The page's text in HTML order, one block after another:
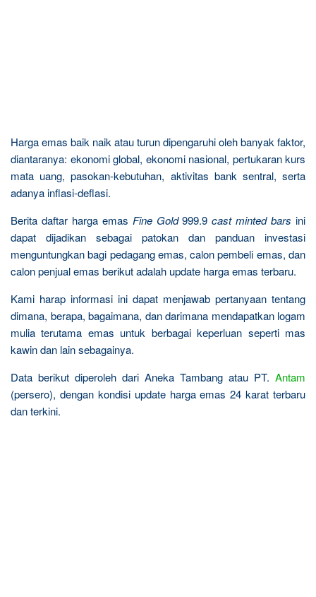
Harga emas baik naik atau turun dipengaruhi oleh banyak faktor,
diantaranya: ekonomi global, ekonomi nasional, pertukaran kurs
mata uang, pasokan-kebutuhan, aktivitas bank sentral, serta
adanya inflasi-deflasi.
Berita daftar harga emas Fine Gold999.9cast minted barsini
dapat dijadikan sebagai patokan dan panduan investasi
menguntungkan bagi pedagang emas, calon pembeli emas, dan
calon penjual emas berikut adalah update harga emas terbaru.
Kami harap informasi ini dapat menjawab pertanyaan tentang
dimana, berapa, bagaimana, dan darimana mendapatkan logam
mulia terutama emas untuk berbagai keperluan seperti mas
kawin dan lain sebagainya.
Data berikut diperoleh dari Aneka Tambang atau PT. Antam
(persero), dengan kondisi update harga emas 24 karat terbaru
dan terkini.